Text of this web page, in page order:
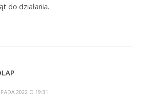
do działania.
2022 O 19:31